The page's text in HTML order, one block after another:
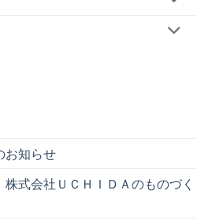
お知らせ
式会社ＵＣＨＩＤＡのものづく